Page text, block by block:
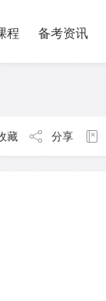
程 备考资讯
藏 分享